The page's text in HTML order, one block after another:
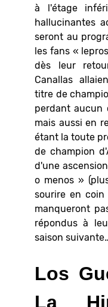
à l'étage
hallucinantes
seront au
les fans «
dès leur
Canallas
titre de
perdant aucun
mais aussi en
étant la toute
de champion
d'une
o menos »
sourire en
manqueront
répondus à
saison
Los
La